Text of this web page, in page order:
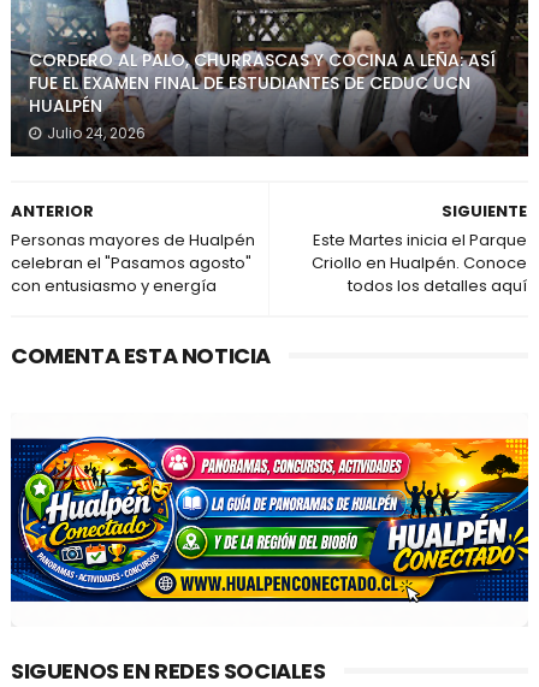
CORDERO AL PALO, CHURRASCAS Y COCINA A LEÑA: ASÍ
FUE EL EXAMEN FINAL DE ESTUDIANTES DE CEDUC UCN
HUALPÉN
Julio 24, 2026
SIGUIENTE
Este Martes inicia el Parque
Criollo en Hualpén. Conoce
todos los detalles aquí
ANTERIOR
Personas mayores de Hualpén
celebran el "Pasamos agosto"
con entusiasmo y energía
COMENTA ESTA NOTICIA
SIGUENOS EN REDES SOCIALES